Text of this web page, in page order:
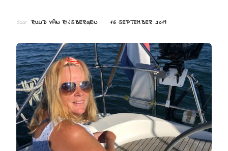
door RUUD VAN RIJSBERGEN 16 SEPTEMBER 2019